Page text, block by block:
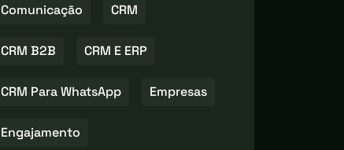
Comunicação CRM
CRM B2B CRM E ERP
CRM Para WhatsApp Empresas
Engajamento